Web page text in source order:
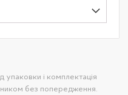
упаковки і комплектація
без попередження.